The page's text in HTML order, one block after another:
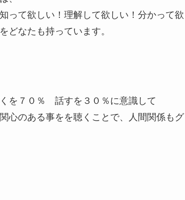
って欲しい！理解して欲しい！分かって
どなたも持っています。
を７０％ 話すを３０％に意識して
心のある事をを聴くことで、人間関係もグ